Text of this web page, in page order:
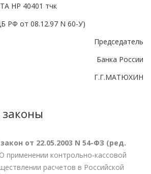
НР 40401 тчк
РФ от 08.12.97 N 60-У)
Председатель
Банка России
Г.Г.МАТЮХИН
от 22.05.2003 N 54-ФЗ (ред.
применении контрольно-кассовой
расчетов в Российской